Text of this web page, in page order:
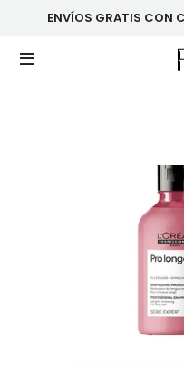
ENVÍOS GRATIS CON
